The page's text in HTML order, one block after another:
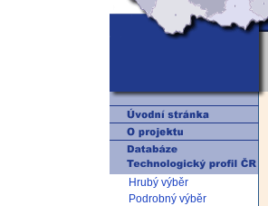
Hrubý výběr
Podrobný výběr